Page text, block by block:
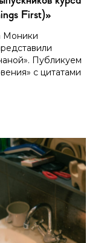
First)»
Моники
Публикуем
с цитатами